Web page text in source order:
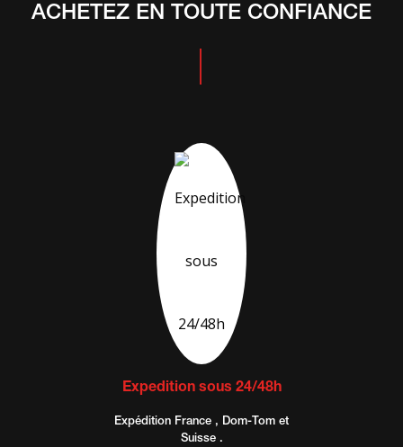
ACHETEZ EN TOUTE CONFIANCE
Expedition sous 24/48h
Expédition France , Dom-Tom et
Suisse .